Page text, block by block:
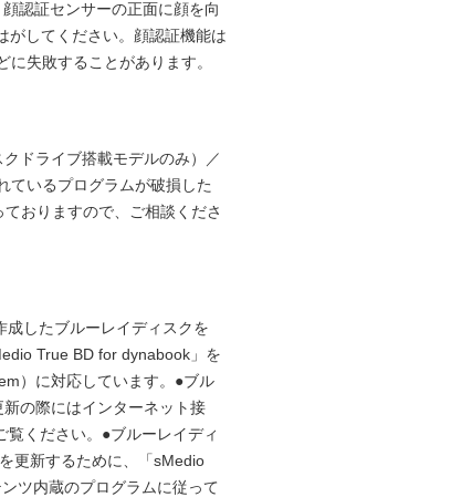
認証センサーの正面に顔を向
がしてください。顔認証機能は
失敗することがあります。
ドライブ搭載モデルのみ）／
ているプログラムが破損した
おりますので、ご相談くださ
したブルーレイディスクを
True BD for dynabook」を
）に対応しています。●ブル
の際にはインターネット接
覧ください。●ブルーレイディ
更新するために、「sMedio
ツ内蔵のプログラムに従って